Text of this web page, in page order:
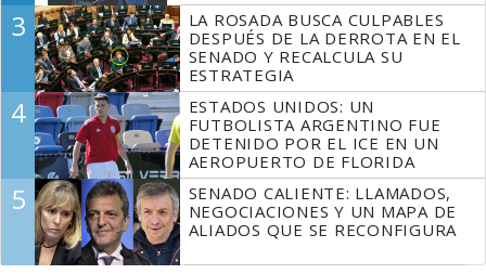
3
LA ROSADA BUSCA CULPABLES
DESPUÉS DE LA DERROTA EN EL
SENADO Y RECALCULA SU
ESTRATEGIA
4
ESTADOS UNIDOS: UN
FUTBOLISTA ARGENTINO FUE
DETENIDO POR EL ICE EN UN
AEROPUERTO DE FLORIDA
5
SENADO CALIENTE: LLAMADOS,
NEGOCIACIONES Y UN MAPA DE
ALIADOS QUE SE RECONFIGURA